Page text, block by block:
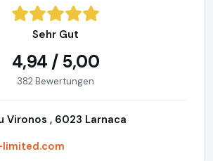
Sehr Gut
4,94 / 5,00
382 Bewertungen
Vironos , 6023 Larnaca